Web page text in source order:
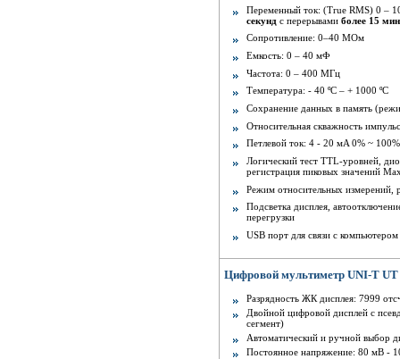
Переменный ток: (True RMS) 0 –
секундс перерывами более 15
Сопротивление: 0–40 МОм
Емкость: 0 – 40 мФ
Частота: 0 – 400 МГц
Температура: - 40 ºС – + 1000 ºС
Сохранение данных в память
Относительная скважность
Петлевой ток: 4 - 20 мA 0% ~
Логический тест TTL-уровней,
регистрация пиковых значений
Режим относительных измерений,
Подсветка дисплея,
перегрузки
USB порт для связи с компьютером
Цифровой мультиметр UNI-T UT
Разрядность ЖК дисплея: 7999
Двойной цифровой дисплей с
сегмент)
Автоматический и ручной выбор
Постоянное напряжение: 80 мВ -